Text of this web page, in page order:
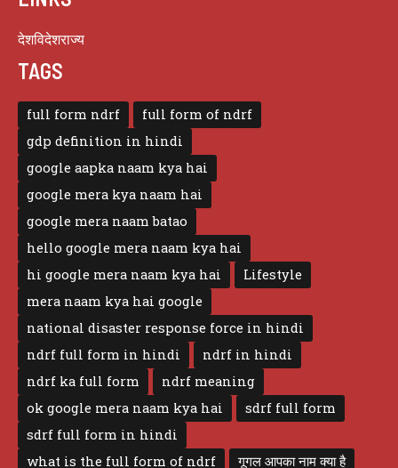
देशविदेशराज्य
TAGS
full form ndrf
full form of ndrf
gdp definition in hindi
google aapka naam kya hai
google mera kya naam hai
google mera naam batao
hello google mera naam kya hai
hi google mera naam kya hai
Lifestyle
mera naam kya hai google
national disaster response force in hindi
ndrf full form in hindi
ndrf in hindi
ndrf ka full form
ndrf meaning
ok google mera naam kya hai
sdrf full form
sdrf full form in hindi
what is the full form of ndrf
गूगल आपका नाम क्या है